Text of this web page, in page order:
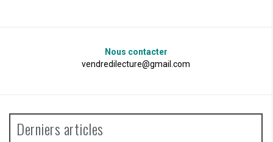
Nous contacter
vendredilecture@gmail.com
Derniers articles